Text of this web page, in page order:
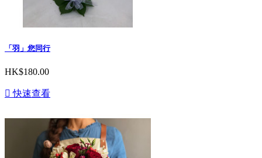
「羽」您同行
HK$180.00
 快速查看